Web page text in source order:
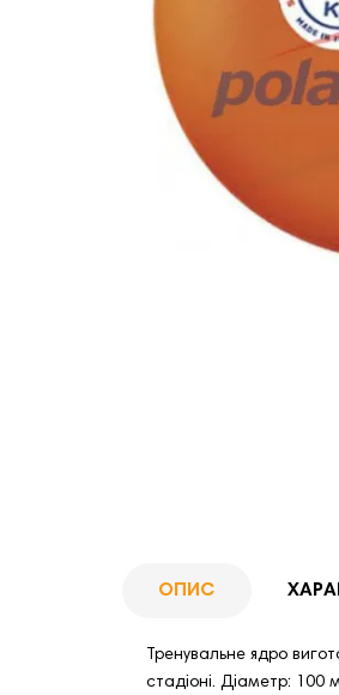
ОПИС
Тренувальне ядро
стадіоні. Діаметр: 100